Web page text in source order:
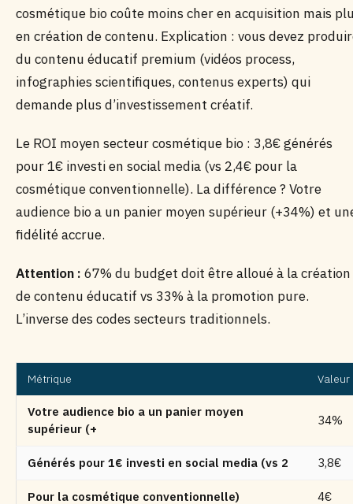
cosmétique bio coûte moins cher en acquisition mais
en création de contenu. Explication : vous devez
du contenu éducatif premium (vidéos process,
infographies scientifiques, contenus experts) qui
demande plus d’investissement créatif.
Le ROI moyen secteur cosmétique bio : 3,8€ générés
pour 1€ investi en social media (vs 2,4€ pour la
cosmétique conventionnelle). La différence ? Votre
audience bio a un panier moyen supérieur (+34%) et
fidélité accrue.
Attention : 67% du budget doit être alloué à la création
de contenu éducatif vs 33% à la promotion pure.
L’inverse des codes secteurs traditionnels.
Métrique Valeur
Votre audience bio a un panier moyen
supérieur (+
34%
Générés pour 1€ investi en social media (vs 2 3,8€
Pour la cosmétique conventionnelle) 4€